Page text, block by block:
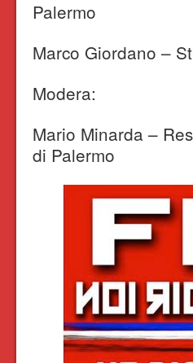
Palermo
Marco Giordano –
Modera:
Mario Minarda –
di Palermo